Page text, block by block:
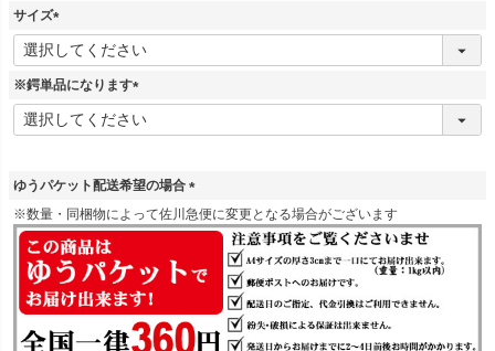
サイズ
(
必
須
※鍔単品になります
(
必
ゆうパケット配送希望の場合
(
必
)
※数量・同梱物によって佐川急便に変更となる場合がございます